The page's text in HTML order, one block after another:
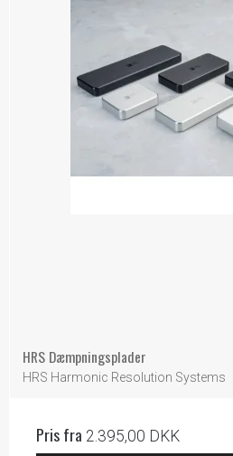
HRS Dæmpningsplader
HRS Harmonic Resolution Systems
Pris fra 2.395,00 DKK